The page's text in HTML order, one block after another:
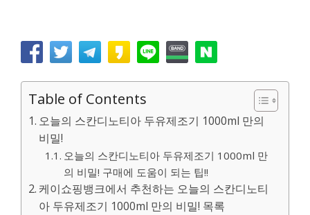
Table of Contents
오늘의 스칸디노티아 두유제조기 1000ml 만의
비밀!
오늘의 스칸디노티아 두유제조기 1000ml 만
의 비밀! 구매에 도움이 되는 팁!!
케이쇼핑뱅크에서 추천하는 오늘의 스칸디노티
아 두유제조기 1000ml 만의 비밀! 목록